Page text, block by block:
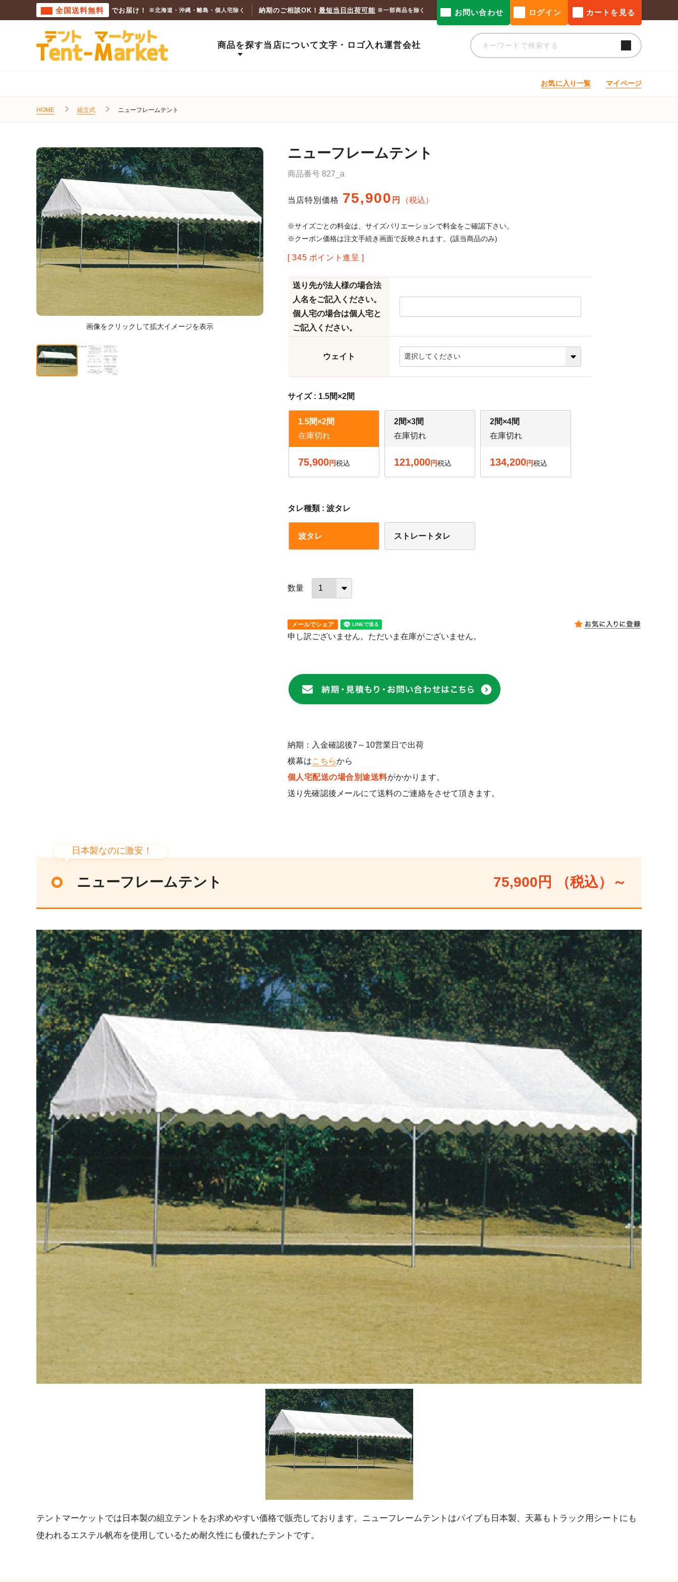
全国送料無料 でお届け！ ※北海道・沖縄・離島・個人宅除く 納期のご相談OK！ 最短当日出荷可能 ※一部商品を除く お問い合わせ ログイン カートを見る
商品を探す当店について文字・ロゴ入れ運営会社
お気に入り一覧 マイページ
HOME 組立式 ニューフレームテント
ニューフレームテント
商品番号 827_a
当店特別価格 75,900 税込
※サイズごとの料金は、サイズバリエーションで料金をご確認下さい。
※クーポン価格は注文手続き画面で反映されます。(該当商品のみ)
[ 345 ポイント進呈 ]
送り先が法人様の場合法
人名をご記入ください。
個人宅の場合は個人宅と
ご記入ください。
ウェイト
サイズ 1.5間×2間
1.5間×2間
在庫切れ
75,900 税込
2間×3間
在庫切れ
121,000 税込
2間×4間
在庫切れ
134,200 税込
タレ種類 波タレ
波タレ ストレートタレ
メールでシェア
申し訳ございません。ただいま在庫がございません。
納期：入金確認後7～10営業日で出荷
横幕はこちらから
個人宅配送の場合別途送料がかかります。
送り先確認後メールにて送料のご連絡をさせて頂きます。
日本製なのに激安！
ニューフレームテント 75,900円 （税込）～
テントマーケットでは日本製の組立テントをお求めやすい価格で販売しております。ニューフレームテントはパイプも日本製、天幕もトラック用シートにも
使われるエステル帆布を使用しているため耐久性にも優れたテントです。